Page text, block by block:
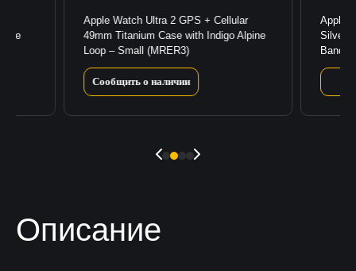
Apple Watch Ultra 2 GPS + Cellular
49mm Titanium Case with Indigo Alpine
Loop – Small (MRER3)
Сообщить о наличии
Apple
Silver
Band
Описание